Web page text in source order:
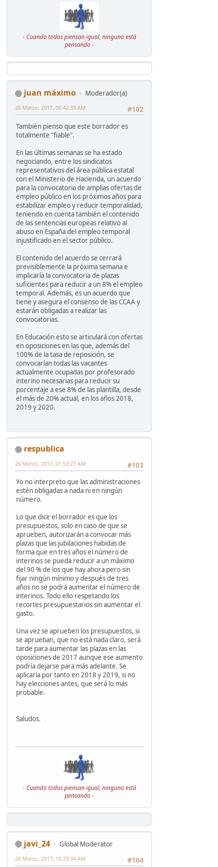
- Cuando todos piensan igual, ninguno está
pensando -
juan máximo
Moderador(a)
#102
26 Marzo, 2017, 00:42:39 AM
También pienso que este borrador es
totalmente "fiable".
En las últimas semanas se ha estado
negociando, entre los sindicatos
representativos del área pública estatal
con el Ministerio de Hacienda, un acuerdo
para la convocatoria de amplias ofertas de
empleo público en los próximos años para
estabilizar empleo y reducir temporalidad,
teniendo en cuenta también el contenido
de las sentencias europeas relativo al
abuso en España del empleo temporal
injustificado en el sector público.
El contenido del acuerdo se cerrará
previsiblemente la próxima semana e
implicaría la convocatoria de plazas
suficientes para reducir a un 8% el empleo
temporal. Además, es un acuerdo que
tiene y asegura el consenso de las CCAA y
estarán obligadas a realizar las
convocatorias.
En Educación esto se articulará con ofertas
en oposiciones en las que, además del
100% de la tasa de reposición, se
convocarían todas las vacantes
actualmente ocupadas por profesorado
interino necesarias para reducir su
porcentaje a ese 8% de las plantilla, desde
el más de 20% actual, en los años 2018,
2019 y 2020.
respublica
#103
26 Marzo, 2017, 01:53:27 AM
Yo no interpreto que las administraciones
estén obligadas a nada ni en ningún
número.
Lo que dice el borrador es que los
presupuestos, solo en caso de que se
aprueben, autorizarán a convocar más
plazas que las jubilaciones habidas de
forma que en tres años el número de
interinos se pueda reducir a un máximo
del 90 % de los que hay ahora pero sin
fijar ningún mínimo y después de tres
años no se podrá aumentar el número de
interinos. Todo ello respetando los
recortes presupuestarios sin aumentar el
gasto.
Una vez se aprueben los presupuestos, si
se aprueban, que no está nada claro, será
tarde para aumentar las plazas en las
oposiciones de 2017 aunque ese aumento
podría dejarse para más adelante. Se
aplicaría por tanto en 2018 y 2019, si no
hay elecciones antes, que será lo más
probable.
Saludos.
- Cuando todos piensan igual, ninguno está
pensando -
javi_24
Global Moderator
#104
26 Marzo, 2017, 10:23:34 AM